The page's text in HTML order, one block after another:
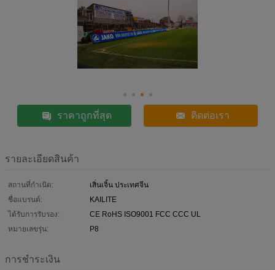
ราคาถูกที่สุด ติดต่อเรา
รายละเอียดสินค้า
สถานที่กำเนิด:
เสิ่นเจิ้น ประเทศจีน
ชื่อแบรนด์:
KAILITE
ได้รับการรับรอง:
CE RoHS ISO9001 FCC CCC UL
หมายเลขรุ่น:
P8
การชำระเงิน